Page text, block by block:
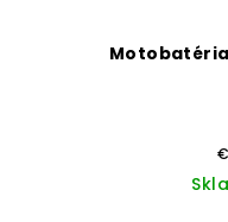
Motobatéria